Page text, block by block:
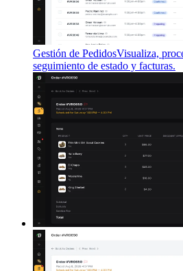
Gestión de PedidosVisualiza,
seguimiento de estado y facturas.